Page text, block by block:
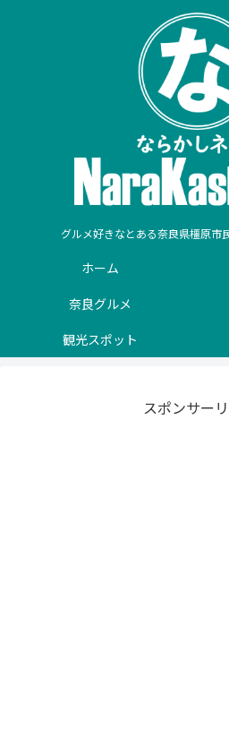
グルメ好きなとある奈良県橿原市
ホーム
奈良グルメ
観光スポット
スポンサー